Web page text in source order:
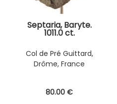
Septaria, Baryte.
1011.0 ct.
Col de Pré Guittard,
Drôme, France
80.00 €